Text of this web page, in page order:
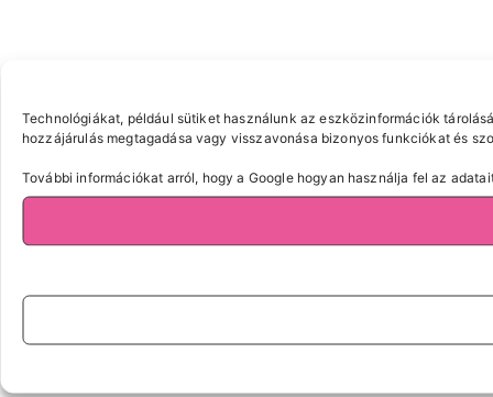
Technológiákat, például sütiket használunk az eszközinformációk
hozzájárulás megtagadása vagy visszavonása bizonyos funkciókat és
További információkat arról, hogy a Google hogyan használja fel az